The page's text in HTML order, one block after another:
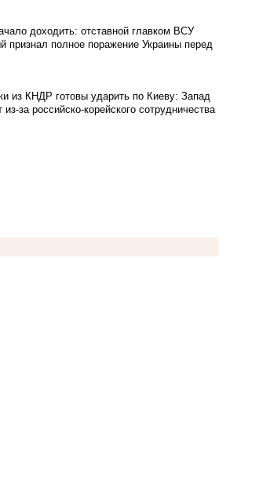
доходить: отставной главком ВСУ
признал полное поражение Украины перед
из КНДР готовы ударить по Киеву: Запад
из-за российско-корейского сотрудничества